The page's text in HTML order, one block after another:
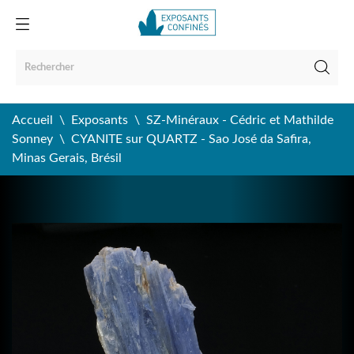
Accueil Exposants
SZ-Minéraux - Cédric et Mathilde
Sonney
CYANITE sur QUARTZ - Sao José da Safira,
Minas Gerais, Brésil